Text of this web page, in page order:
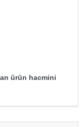
ürün hacmini